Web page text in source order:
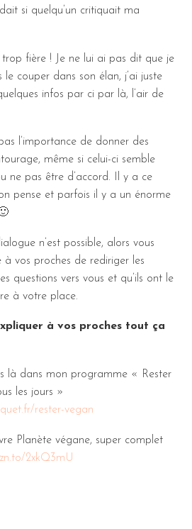
si quelqu’un critiquait ma
trop fière ! Je ne lui ai pas dit que je
le couper dans son élan, j’ai juste
infos par ci par là, l’air de
l’importance de donner des
même si celui-ci semble
ne pas être d’accord. Il y a ce
pense et parfois il y a un énorme
n’est possible, alors vous
à vos proches de rediriger les
questions vers vous et qu’ils ont le
à votre place.
à vos proches tout ça
là dans mon programme « Rester
les jours »
rester-vegan
Planète végane, super complet
2xkQ3mU